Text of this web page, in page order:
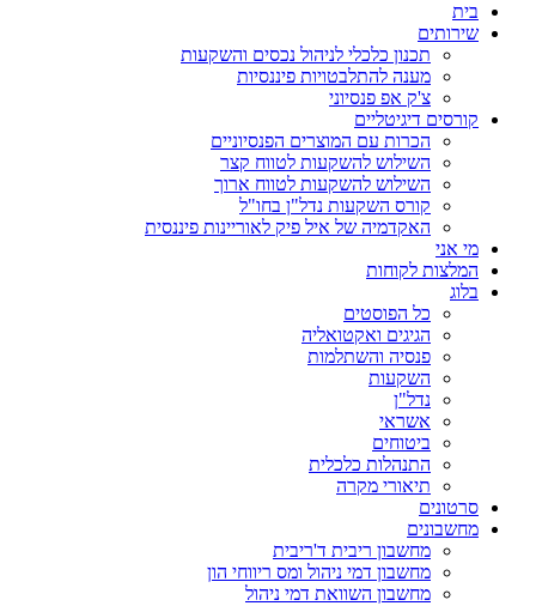
בית
שירותים
תכנון כלכלי לניהול נכסים והשקעות
מענה להתלבטויות פיננסיות
צ'ק אפ פנסיוני
קורסים דיגיטליים
הכרות עם המוצרים הפנסיוניים
השילוש להשקעות לטווח קצר
השילוש להשקעות לטווח ארוך
קורס השקעות נדל"ן בחו"ל
האקדמיה של איל פיק לאוריינות פיננסית
מי אני
המלצות לקוחות
בלוג
כל הפוסטים
הגיגים ואקטואליה
פנסיה והשתלמות
השקעות
נדל"ן
אשראי
ביטוחים
התנהלות כלכלית
תיאורי מקרה
סרטונים
מחשבונים
מחשבון ריבית ד'ריבית
מחשבון דמי ניהול ומס ריווחי הון
מחשבון השוואת דמי ניהול